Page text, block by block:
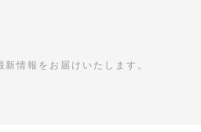
情報をお届けいたします。